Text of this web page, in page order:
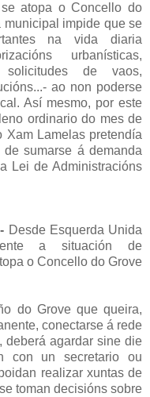
atopa o Concello do
municipal impide que se
na vida diaria
urbanísticas,
solicitudes de vaos,
ao non poderse
Así mesmo, por este
ordinario do mes de
Xam Lamelas pretendía
sumarse á demanda
Lei de Administracións
Desde Esquerda Unida
a situación de
o Concello do Grove
do Grove que queira,
conectarse á rede
deberá agardar sine die
con un secretario ou
realizar xuntas de
toman decisións sobre